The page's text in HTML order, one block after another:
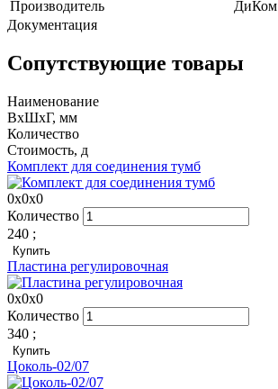
Производитель
ДиКом
Документация
Сопутствующие товары
Наименование
ВхШхГ, мм
Количество
Стоимость, д
Комплект для соединения тумб
0x0x0
Количество
240 ;
Купить
Пластина регулировочная
0x0x0
Количество
340 ;
Купить
Цоколь-02/07